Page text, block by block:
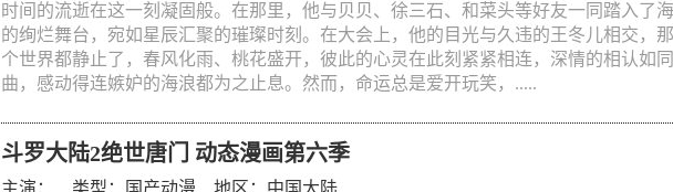
时间的流逝在这一刻凝固般。在那里，他与贝贝、徐三石、和菜头等好友一同踏入了
的绚烂舞台，宛如星辰汇聚的璀璨时刻。在大会上，他的目光与久违的王冬儿相交，
个世界都静止了，春风化雨、桃花盛开，彼此的心灵在此刻紧紧相连，深情的相认如
曲，感动得连嫉妒的海浪都为之止息。然而，命运总是爱开玩笑，.....
斗罗大陆2绝世唐门 动态漫画第六季
主演： 类型： 国产动漫 地区：中国大陆